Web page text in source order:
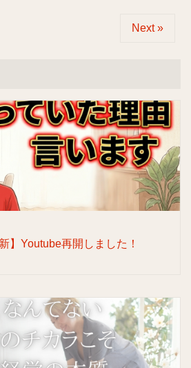
Next »
】Youtube再開しました！